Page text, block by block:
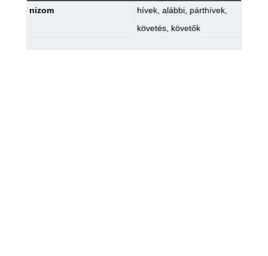
nizom
hívek, alábbi, párthívek,
követés, követők